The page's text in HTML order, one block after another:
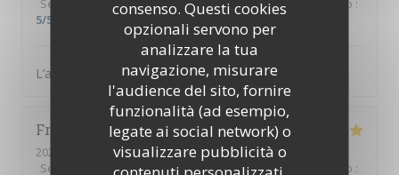
consenso. Questi cookies
opzionali servono per
analizzare la tua
navigazione, misurare
l'audience del sito, fornire
funzionalità (ad esempio,
legate ai social network) o
visualizzare pubblicità o
Servizio
Atmosfera: /5 Cucina:5/5 Qualità / Prezzo :
5/5
L’accueil est parfait, équipe au top, diner excellent
Frusta
2026-08-04
- 19:30 - Ospiti 9
Servizio
Atmosfera:5 /5 Cucina: 5/5 Qualità / Prezzo :